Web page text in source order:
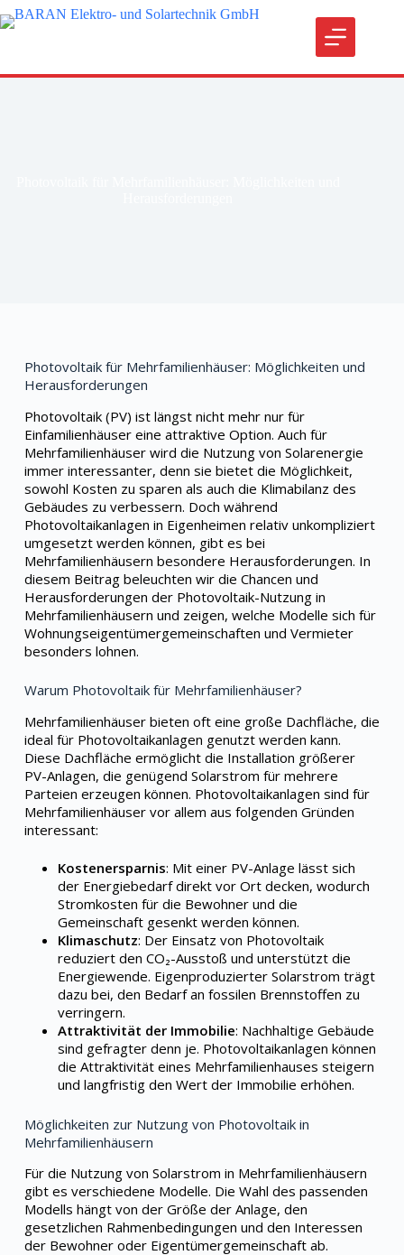
Photovoltaik für Mehrfamilienhäuser: Möglichkeiten und
Herausforderungen
Photovoltaik (PV) ist längst nicht mehr nur für
Einfamilienhäuser eine attraktive Option. Auch für
Mehrfamilienhäuser wird die Nutzung von Solarenergie
immer interessanter, denn sie bietet die Möglichkeit,
sowohl Kosten zu sparen als auch die Klimabilanz des
Gebäudes zu verbessern. Doch während
Photovoltaikanlagen in Eigenheimen relativ unkompliziert
umgesetzt werden können, gibt es bei
Mehrfamilienhäusern besondere Herausforderungen. In
diesem Beitrag beleuchten wir die Chancen und
Herausforderungen der Photovoltaik-Nutzung in
Mehrfamilienhäusern und zeigen, welche Modelle sich für
Wohnungseigentümergemeinschaften und Vermieter
besonders lohnen.
Warum Photovoltaik für Mehrfamilienhäuser?
Mehrfamilienhäuser bieten oft eine große Dachfläche, die
ideal für Photovoltaikanlagen genutzt werden kann.
Diese Dachfläche ermöglicht die Installation größerer
PV-Anlagen, die genügend Solarstrom für mehrere
Parteien erzeugen können. Photovoltaikanlagen sind für
Mehrfamilienhäuser vor allem aus folgenden Gründen
interessant:
Kostenersparnis: Mit einer PV-Anlage lässt sich
der Energiebedarf direkt vor Ort decken, wodurch
Stromkosten für die Bewohner und die
Gemeinschaft gesenkt werden können.
Klimaschutz: Der Einsatz von Photovoltaik
reduziert den CO₂-Ausstoß und unterstützt die
Energiewende. Eigenproduzierter Solarstrom trägt
dazu bei, den Bedarf an fossilen Brennstoffen zu
verringern.
Attraktivität der Immobilie: Nachhaltige Gebäude
sind gefragter denn je. Photovoltaikanlagen können
die Attraktivität eines Mehrfamilienhauses steigern
und langfristig den Wert der Immobilie erhöhen.
Möglichkeiten zur Nutzung von Photovoltaik in
Mehrfamilienhäusern
Für die Nutzung von Solarstrom in Mehrfamilienhäusern
gibt es verschiedene Modelle. Die Wahl des passenden
Modells hängt von der Größe der Anlage, den
gesetzlichen Rahmenbedingungen und den Interessen
der Bewohner oder Eigentümergemeinschaft ab.